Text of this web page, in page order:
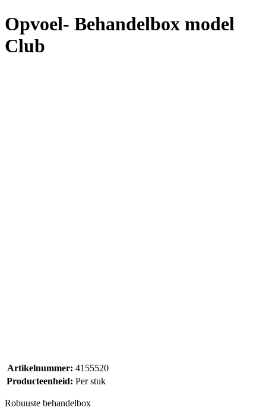
Opvoel- Behandelbox model
Club
Artikelnummer: 4155520
Producteenheid: Per stuk
Robuuste behandelbox